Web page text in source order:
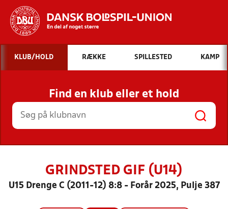
Hvad vil du søge efter?
INDHOLD OG NYHEDER
STILLINGER, RESULTATER, KLUBBER OG
HOLD
KLUB/HOLD RÆKKE SPILLESTED KAMP
Find en klub eller et hold
GRINDSTED GIF (U14)
U15 Drenge C (2011-12) 8:8 - Forår 2025, Pulje 387